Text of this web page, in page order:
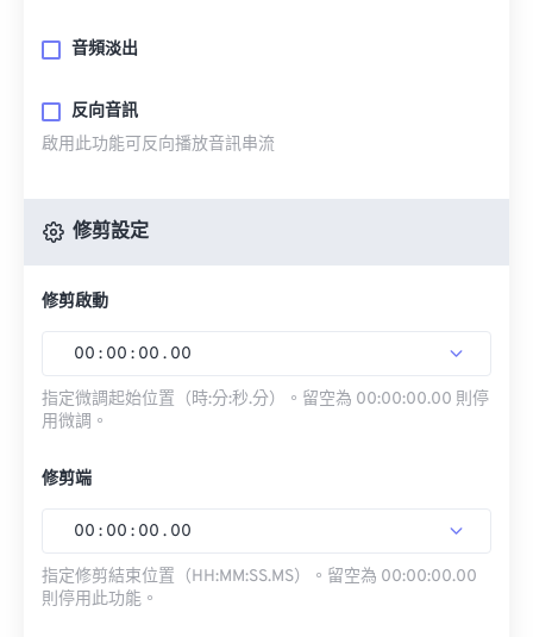
音頻淡出
反向音訊
啟用此功能可反向播放音訊串流
修剪設定
修剪啟動
00 : 00 : 00 . 00
指定微調起始位置（時:分:秒.分）。留空為 00:00:00.00 則停
用微調。
修剪端
00 : 00 : 00 . 00
指定修剪結束位置（HH:MM:SS.MS）。留空為 00:00:00.00
則停用此功能。